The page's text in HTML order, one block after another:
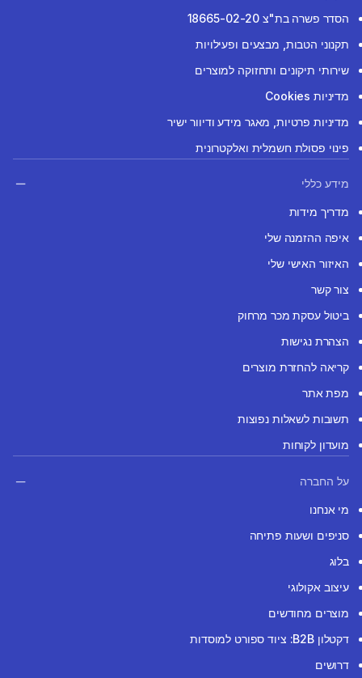
הסדר פשרה בת"צ 18665-02-20
תקנוני הטבות, מבצעים ופעילויות
שירותי תיקונים ותחזוקה למוצרים
מדיניות Cookies
מדיניות פרטיות, מאגר מידע ודיוור ישיר
פינוי פסולת חשמלית ואלקטרונית
מידע כללי
מדריך מידות
איפה ההזמנה שלי
האיזור האישי שלי
צור קשר
ביטול עסקת מכר מרחוק
הצהרת נגישות
קריאה להחזרת מוצרים
מפת אתר
תשובות לשאלות נפוצות
מועדון לקוחות
על החברה
מי אנחנו
סניפים ושעות פתיחה
בלוג
עיצוב אקולוגי
מוצרים מחודשים
דקטלון B2B: ציוד ספורט למוסדות
דרושים